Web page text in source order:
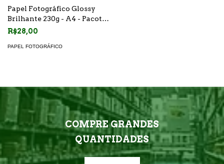
Papel Fotográfico Glossy
Brilhante 230g - A4 - Pacote
50 folhas
R$28,00
PAPEL FOTOGRÁFICO
COMPRE GRANDES
QUANTIDADES